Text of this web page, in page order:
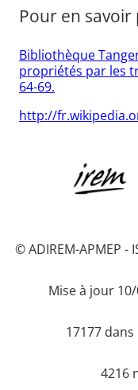
Pour en savoir
Bibliothèque
propriétés par les
64-69.
http://
© ADIREM-APMEP -
Mise à jour
17177
4216